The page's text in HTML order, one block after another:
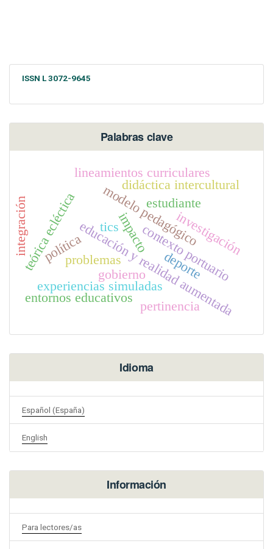
ISSN L 3072-9645
Palabras clave
educación y realidad aumentada
deporte
problemas
impacto
gobierno
política contexto portuario
teórica ecléctica
integración
experiencias simuladas
modelo pedagógicoinvestigación
didáctica intercultural
lineamientos curriculares
pertinencia
estudiante
entornos educativos
tics
Idioma
Español (España)
English
Información
Para lectores/as